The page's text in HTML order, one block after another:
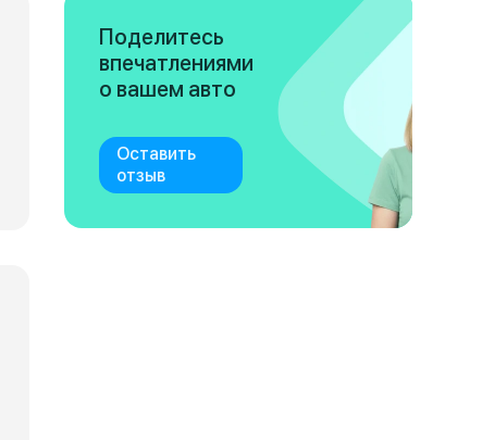
Поделитесь
впечатлениями
о вашем авто
Оставить
отзыв